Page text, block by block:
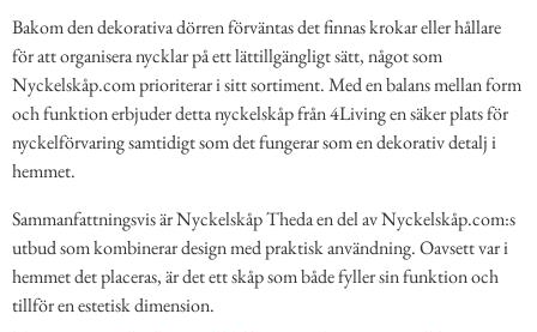
Bakom den dekorativa dörren förväntas det finnas krokar eller hållare
för att organisera nycklar på ett lättillgängligt sätt, något som
Nyckelskåp.com prioriterar i sitt sortiment. Med en balans mellan form
och funktion erbjuder detta nyckelskåp från 4Living en säker plats för
nyckelförvaring samtidigt som det fungerar som en dekorativ detalj i
hemmet.
Sammanfattningsvis är Nyckelskåp Theda en del av Nyckelskåp.com:s
utbud som kombinerar design med praktisk användning. Oavsett var i
hemmet det placeras, är det ett skåp som både fyller sin funktion och
tillför en estetisk dimension.